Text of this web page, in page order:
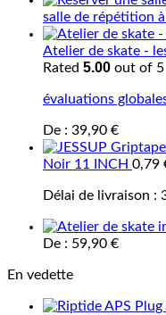
salle de répétition
Atelier de skate -
Rated 5.00 out of 5
évaluations
De : 39,90 €
Noir 11 INCH 0,79
Délai de livraison :
De : 59,90 €
En vedette